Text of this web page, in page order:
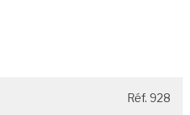
Réf. 928